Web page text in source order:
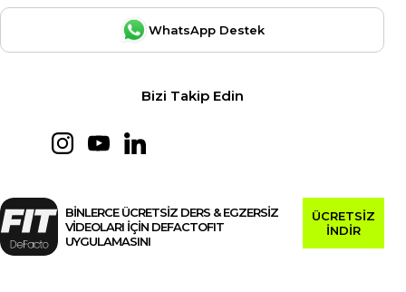
WhatsApp Destek
Bizi Takip Edin
BİNLERCE ÜCRETSİZ DERS & EGZERSİZ
VİDEOLARI İÇİN DEFACTOFIT
UYGULAMASINI
ÜCRETSİZ
İNDİR